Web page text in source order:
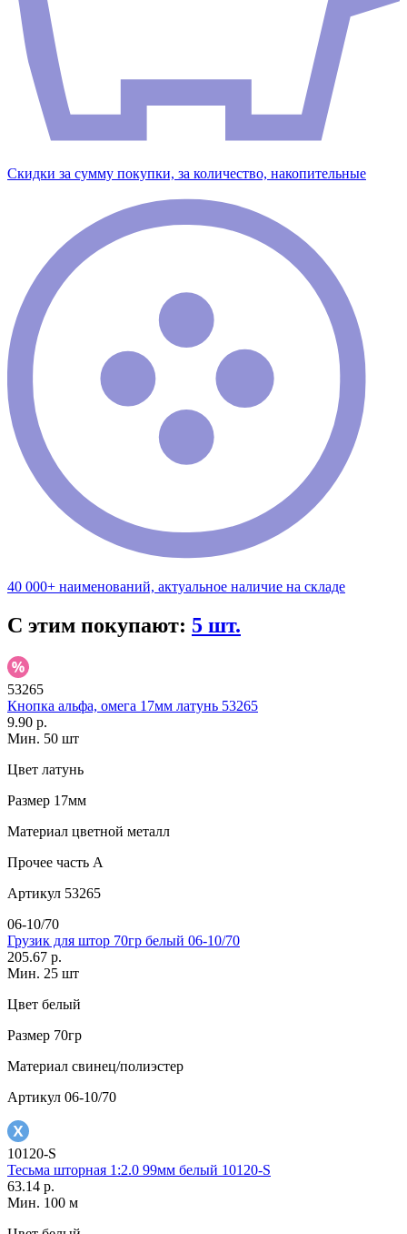
Скидки за сумму покупки, за количество, накопительные
40 000+ наименований, актуальное наличие на складе
С этим покупают: 5 шт.
53265
Кнопка альфа, омега 17мм латунь 53265
9.90 р.
Мин. 50 шт
Цвет латунь
Размер 17мм
Материал цветной металл
Прочее часть A
Артикул 53265
06-10/70
Грузик для штор 70гр белый 06-10/70
205.67 р.
Мин. 25 шт
Цвет белый
Размер 70гр
Материал свинец/полиэстер
Артикул 06-10/70
10120-S
Тесьма шторная 1:2.0 99мм белый 10120-S
63.14 р.
Мин. 100 м